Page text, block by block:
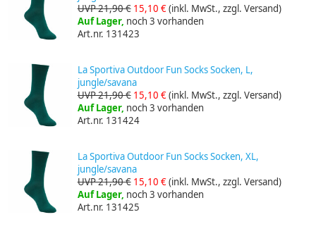
UVP 21,90 € 15,10 €(inkl. MwSt., zzgl. Versand)
Auf Lager, noch 3 vorhanden
Art.nr. 131423
La Sportiva Outdoor Fun Socks Socken, L,
jungle/savana
UVP 21,90 € 15,10 €(inkl. MwSt., zzgl. Versand)
Auf Lager, noch 3 vorhanden
Art.nr. 131424
La Sportiva Outdoor Fun Socks Socken, XL,
jungle/savana
UVP 21,90 € 15,10 €(inkl. MwSt., zzgl. Versand)
Auf Lager, noch 3 vorhanden
Art.nr. 131425